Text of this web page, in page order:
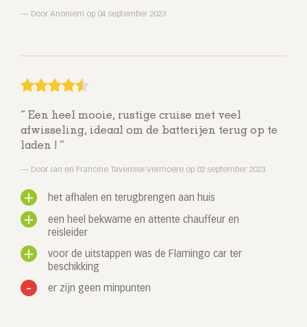
Door Anoniem op 04 september 2023
Een heel mooie, rustige cruise met veel
afwisseling, ideaal om de batterijen terug op te
laden !
Door Jan en Francine Tavernier-Vermoere op 02 september 2023
het afhalen en terugbrengen aan huis
een heel bekwame en attente chauffeur en
reisleider
voor de uitstappen was de Flamingo car ter
beschikking
er zijn geen minpunten